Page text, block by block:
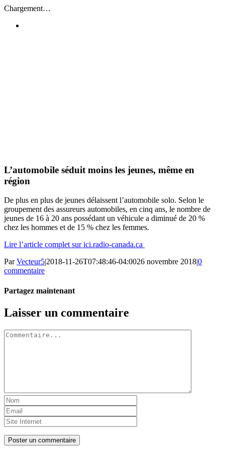
Passer
contenu
Chargement…
L’automobile séduit moins les jeunes, même en
région
De plus en plus de jeunes délaissent l’automobile solo. Selon le
groupement des assureurs automobiles, en cinq ans, le nombre de
jeunes de 16 à 20 ans possédant un véhicule a diminué de 20 %
chez les hommes et de 15 % chez les femmes.
Lire l’article complet sur ici.radio-canada.ca
ParVecteur5|2018-11-26T07:48:46-04:0026 novembre 2018|0
commentaire
Partagez maintenant
Facebook
Twitter
LinkedIn
Tumblr
Pinterest
Email
Laisser un commentaire
Commentaire